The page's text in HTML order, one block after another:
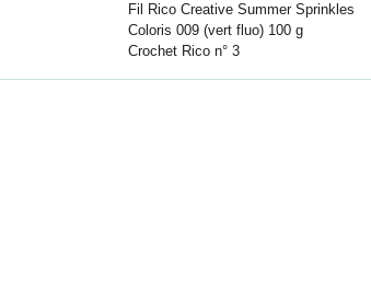
Fil Rico Creative Summer Sprinkles
Coloris 009 (vert fluo) 100 g
Crochet Rico n° 3